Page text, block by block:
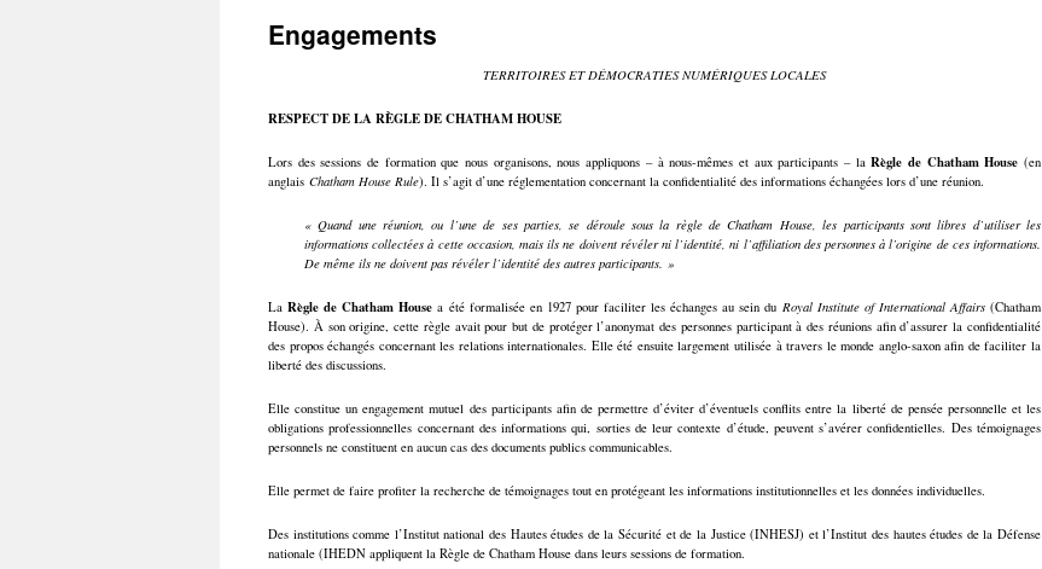
Engagements
TERRITOIRES ET DÉMOCRATIES NUMÉRIQUES LOCALES
RESPECT DE LA RÈGLE DE CHATHAM HOUSE
Lors des sessions de formation que nous organisons, nous appliquons – à nous-mêmes et aux participants – laRègle de Chatham House (en
anglais Chatham House Rule). Il s’agit d’une réglementation concernant la confidentialité des informations échangées lors d’une réunion.
« Quand une réunion, ou l’une de ses parties, se déroule sous la règle de Chatham House, les participants sont libres d’utiliser les
informations collectées à cette occasion, mais ils ne doivent révéler ni l’identité, ni l’affiliation des personnes à l’origine de ces informations.
De même ils ne doivent pas révéler l’identité des autres participants. »
LaRègle de Chatham House a été formalisée en 1927 pour faciliter les échanges au sein du Royal Institute of International Affairs(Chatham
House). À son origine, cette règle avait pour but de protéger l’anonymat des personnes participant à des réunions afin d’assurer la confidentialité
des propos échangés concernant les relations internationales. Elle été ensuite largement utilisée à travers le monde anglo-saxon afin de faciliter la
liberté des discussions.
Elle constitue un engagement mutuel des participants afin de permettre d’éviter d’éventuels conflits entre la liberté de pensée personnelle et les
obligations professionnelles concernant des informations qui, sorties de leur contexte d’étude, peuvent s’avérer confidentielles. Des témoignages
personnels ne constituent en aucun cas des documents publics communicables.
Elle permet de faire profiter la recherche de témoignages tout en protégeant les informations institutionnelles et les données individuelles.
Des institutions comme l’Institut national des Hautes études de la Sécurité et de la Justice (INHESJ) et l’Institut des hautes études de la Défense
nationale (IHEDN appliquent la Règle de Chatham House dans leurs sessions de formation.